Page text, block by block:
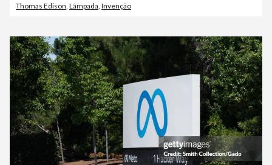
Thomas Edison Lâmpada Invenção